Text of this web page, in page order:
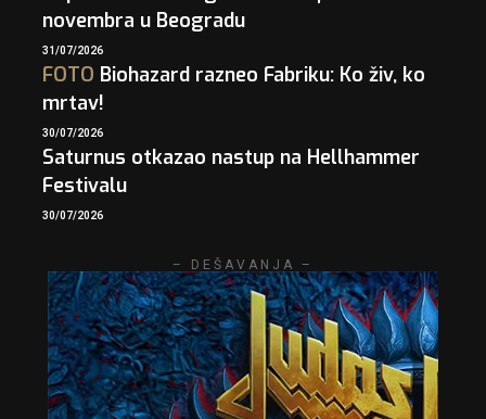
novembra u Beogradu
31/07/2026
FOTO Biohazard razneo Fabriku: Ko živ, ko
mrtav!
30/07/2026
Saturnus otkazao nastup na Hellhammer
Festivalu
30/07/2026
– DEŠAVANJA –